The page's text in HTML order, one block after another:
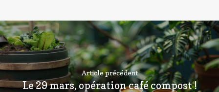
Article précédent
Le 29 mars, opération café compost !